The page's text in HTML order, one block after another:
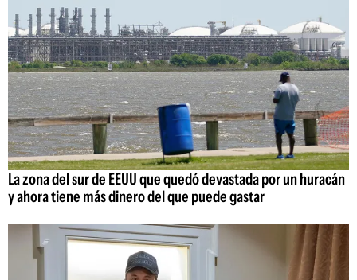
La zona del sur de EEUU que quedó devastada por un huracán
y ahora tiene más dinero del que puede gastar